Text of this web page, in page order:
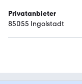
Privatanbieter
85055 Ingolstadt